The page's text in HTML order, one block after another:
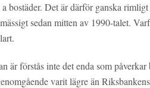
bostäder. Det är därför ganska
sedan mitten av 1990-talet.
är förstås inte det enda som
varit lägre än